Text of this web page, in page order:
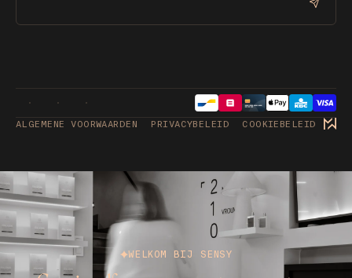
ALGEMENE VOORWAARDEN PRIVACYBELEID COOKIEBELEID
WELKOM BIJ SENSY